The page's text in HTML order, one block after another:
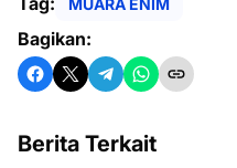
Bagikan:
Berita Terkait